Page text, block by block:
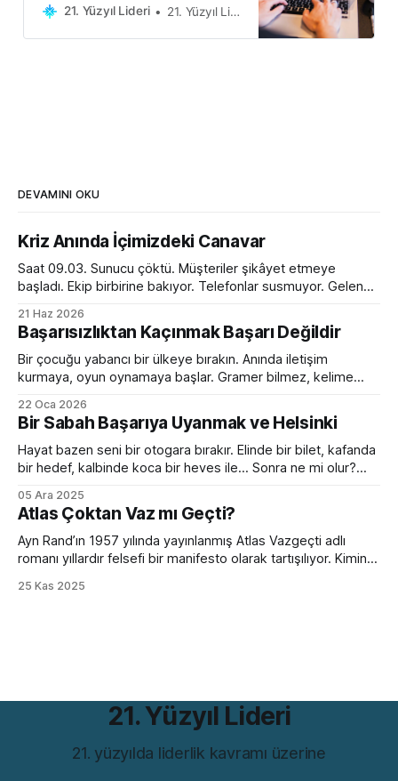
stok tutmasını gerektirmez.
21. Yüzyıl Lideri 21. Yüzyıl Lideri
DEVAMINI OKU
Kriz Anında İçimizdeki Canavar
Saat 09.03. Sunucu çöktü. Müşteriler şikâyet etmeye
başladı. Ekip birbirine bakıyor. Telefonlar susmuyor. Gelen
toplantı odasında ilginç bir dönüşüm yaşanıyor. Normalde
sakin olan yönetici sesini yükseltiyor. Empatik ve sakin ekip
lideri bir anda diktatöre dönüşüyor. Her fikre açık olan
21 Haz 2026
Başarısızlıktan Kaçınmak Başarı Değildir
Bir çocuğu yabancı bir ülkeye bırakın. Anında iletişim
kurmaya, oyun oynamaya başlar. Gramer bilmez, kelime
kurar. Ama devam eder. Birkaç ay sonra da sanki hep
oradaymış gibi sohbet etmeye başlar. Peki bir yetişkini aynı
ortama bırakırsanız? Kelimeleri, kuralları, zaman çekimlerini
bilse de
22 Oca 2026
Bir Sabah Başarıya Uyanmak ve Helsinki
Hayat bazen seni bir otogara bırakır. Elinde bir bilet, kafanda
bir hedef, kalbinde koca bir heves ile... Sonra ne mi olur?
filmlerde olur. Hollywood sıkıcı hazırlık sürecini hızlıca
geçiverir. Kahramanımız birkaç mekik, 2 şınav, 3-4 mekik,
birazcık da ter sonrası
05 Ara 2025
Atlas Çoktan Vaz mı Geçti?
Ayn Rand’ın 1957 yılında yayınlanmış Atlas Vazgeçti adlı
romanı yıllardır felsefi bir manifesto olarak tartışılıyor. Kimine
Ama bütün bu tartışmaların ötesinde, romanın bugünün iş
25 Kas 2025
21. Yüzyıl Lideri
21. yüzyılda liderlik kavramı üzerine